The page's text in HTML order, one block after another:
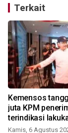
Terkait
Kemensos
juta KPM
terindikasi
online
Kamis, 6 Agustus